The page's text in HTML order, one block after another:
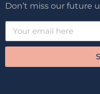
Don’t miss our future